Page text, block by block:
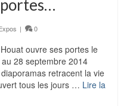
| 0
ouvre ses portes le
28 septembre 2014
retracent la vie
tous les jours … Lire la